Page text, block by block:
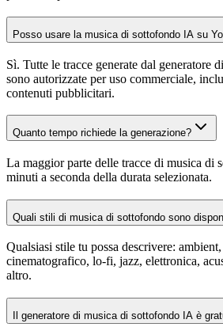
Posso usare la musica di sottofondo IA su
Sì. Tutte le tracce generate dal generatore
sono autorizzate per uso commerciale,
contenuti pubblicitari.
Quanto tempo richiede la generazione?
La maggior parte delle tracce di musica di
minuti a seconda della durata selezionata.
Quali stili di musica di sottofondo sono
Qualsiasi stile tu possa descrivere:
cinematografico, lo-fi, jazz, elettronica,
altro.
Il generatore di musica di sottofondo IA è